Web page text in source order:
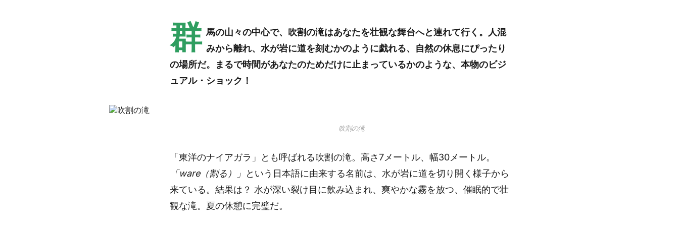
群 馬の山々の中心で、吹割の滝はあなたを壮観な舞台へと連れて行く。人混
みから離れ、水が岩に道を刻むかのように戯れる、自然の休息にぴったり
の場所だ。まるで時間があなたのためだけに止まっているかのような、本物のビジ
ュアル・ショック！
吹割の滝
「東洋のナイアガラ」とも呼ばれる吹割の滝。高さ7メートル、幅30メートル。
「ware（割る）」 という日本語に由来する名前は、水が岩に道を切り開く様子から
来ている。結果は？ 水が深い裂け目に飲み込まれ、爽やかな霧を放つ、催眠的で壮
観な滝。夏の休憩に完璧だ。